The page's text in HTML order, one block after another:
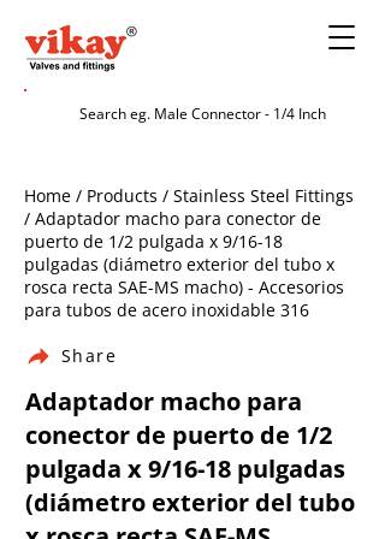
Home / Products / Stainless Steel Fittings
/ Adaptador macho para conector de
puerto de 1/2 pulgada x 9/16-18
pulgadas (diámetro exterior del tubo x
rosca recta SAE-MS macho) - Accesorios
para tubos de acero inoxidable 316
Share
Adaptador macho para
conector de puerto de 1/2
pulgada x 9/16-18 pulgadas
(diámetro exterior del tubo